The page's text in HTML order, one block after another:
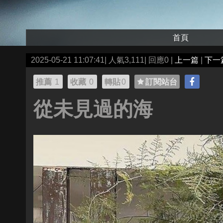
首頁
2025-05-21 11:07:41| 人氣3,111| 回應0 | 上一篇 下一
推薦 1 收藏 0 轉貼0 訂閱站台
從未見過的海